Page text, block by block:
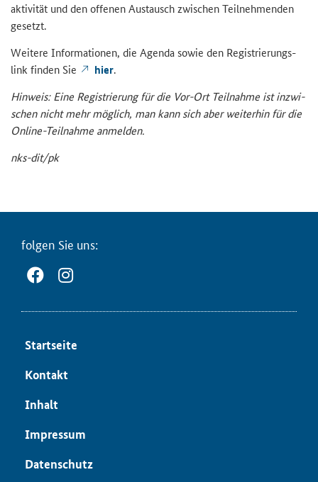
ak­ti­vi­tät und den of­fe­nen Aus­tausch zwi­schen Teil­neh­men­den
ge­setzt.
Wei­te­re In­for­ma­tio­nen, die Agen­da sowie den Re­gis­trie­rungs­
link fin­den Sie
hier.
Hin­weis: Eine Re­gis­trie­rung für die Vor-​Ort Teil­nah­me ist in­zwi­
schen nicht mehr mög­lich, man kann sich aber wei­ter­hin für die
Online-​Teilnahme an­mel­den.
nks-​dit/pk
fol­gen Sie uns:
Start­sei­te
Kon­takt
In­halt
Im­pres­sum
Da­ten­schutz